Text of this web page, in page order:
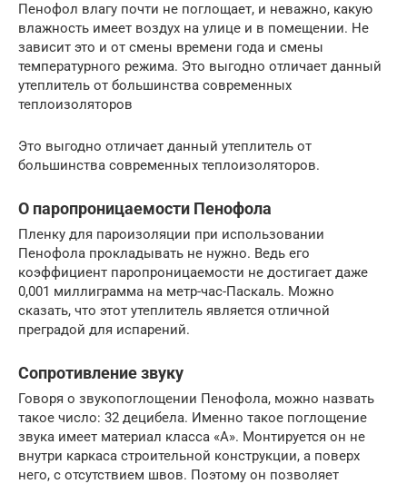
Пенофол влагу почти не поглощает, и неважно, какую
влажность имеет воздух на улице и в помещении. Не
зависит это и от смены времени года и смены
температурного режима. Это выгодно отличает данный
утеплитель от большинства современных
теплоизоляторов
Это выгодно отличает данный утеплитель от
большинства современных теплоизоляторов.
О паропроницаемости Пенофола
Пленку для пароизоляции при использовании
Пенофола прокладывать не нужно. Ведь его
коэффициент паропроницаемости не достигает даже
0,001 миллиграмма на метр-час-Паскаль. Можно
сказать, что этот утеплитель является отличной
преградой для испарений.
Сопротивление звуку
Говоря о звукопоглощении Пенофола, можно назвать
такое число: 32 децибела. Именно такое поглощение
звука имеет материал класса «А». Монтируется он не
внутри каркаса строительной конструкции, а поверх
него, с отсутствием швов. Поэтому он позволяет